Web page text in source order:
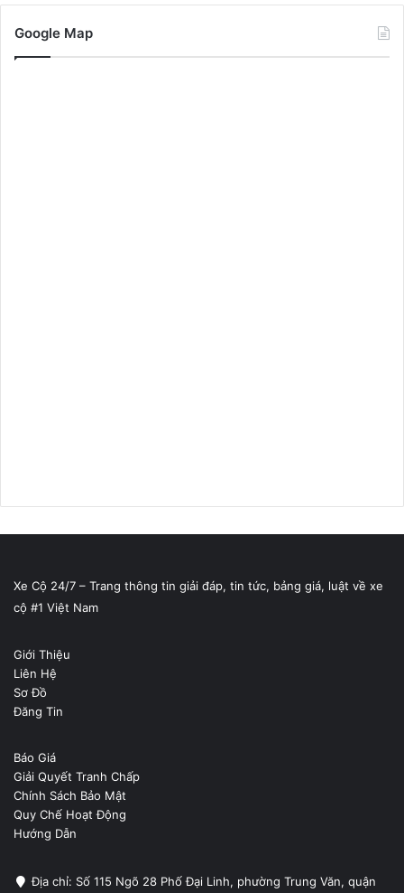
Google Map
Xe Cộ 24/7 – Trang thông tin giải đáp, tin tức, bảng giá, luật về xe
cộ #1 Việt Nam
Giới Thiệu
Liên Hệ
Sơ Đồ
Đăng Tin
Báo Giá
Giải Quyết Tranh Chấp
Chính Sách Bảo Mật
Quy Chế Hoạt Động
Hướng Dẫn
Địa chỉ: Số 115 Ngõ 28 Phố Đại Linh, phường Trung Văn, quận